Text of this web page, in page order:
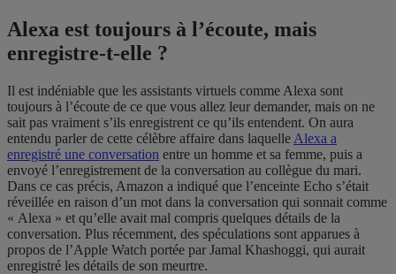
Alexa est toujours à l’écoute, mais
enregistre-t-elle ?
Il est indéniable que les assistants virtuels comme Alexa sont
toujours à l’écoute de ce que vous allez leur demander, mais on ne
sait pas vraiment s’ils enregistrent ce qu’ils entendent. On aura
entendu parler de cette célèbre affaire dans laquelle Alexa a
enregistré une conversation entre un homme et sa femme, puis a
envoyé l’enregistrement de la conversation au collègue du mari.
Dans ce cas précis, Amazon a indiqué que l’enceinte Echo s’était
réveillée en raison d’un mot dans la conversation qui sonnait comme
« Alexa » et qu’elle avait mal compris quelques détails de la
conversation. Plus récemment, des spéculations sont apparues à
propos de l’Apple Watch portée par Jamal Khashoggi, qui aurait
enregistré les détails de son meurtre.